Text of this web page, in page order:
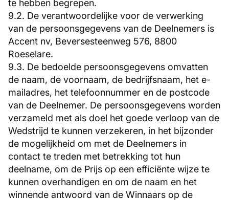
te hebben begrepen.
9.2. De verantwoordelijke voor de verwerking
van de persoonsgegevens van de Deelnemers is
Accent nv, Beversesteenweg 576, 8800
Roeselare.
9.3. De bedoelde persoonsgegevens omvatten
de naam, de voornaam, de bedrijfsnaam, het e-
mailadres, het telefoonnummer en de postcode
van de Deelnemer. De persoonsgegevens worden
verzameld met als doel het goede verloop van de
Wedstrijd te kunnen verzekeren, in het bijzonder
de mogelijkheid om met de Deelnemers in
contact te treden met betrekking tot hun
deelname, om de Prijs op een efficiënte wijze te
kunnen overhandigen en om de naam en het
winnende antwoord van de Winnaars op de